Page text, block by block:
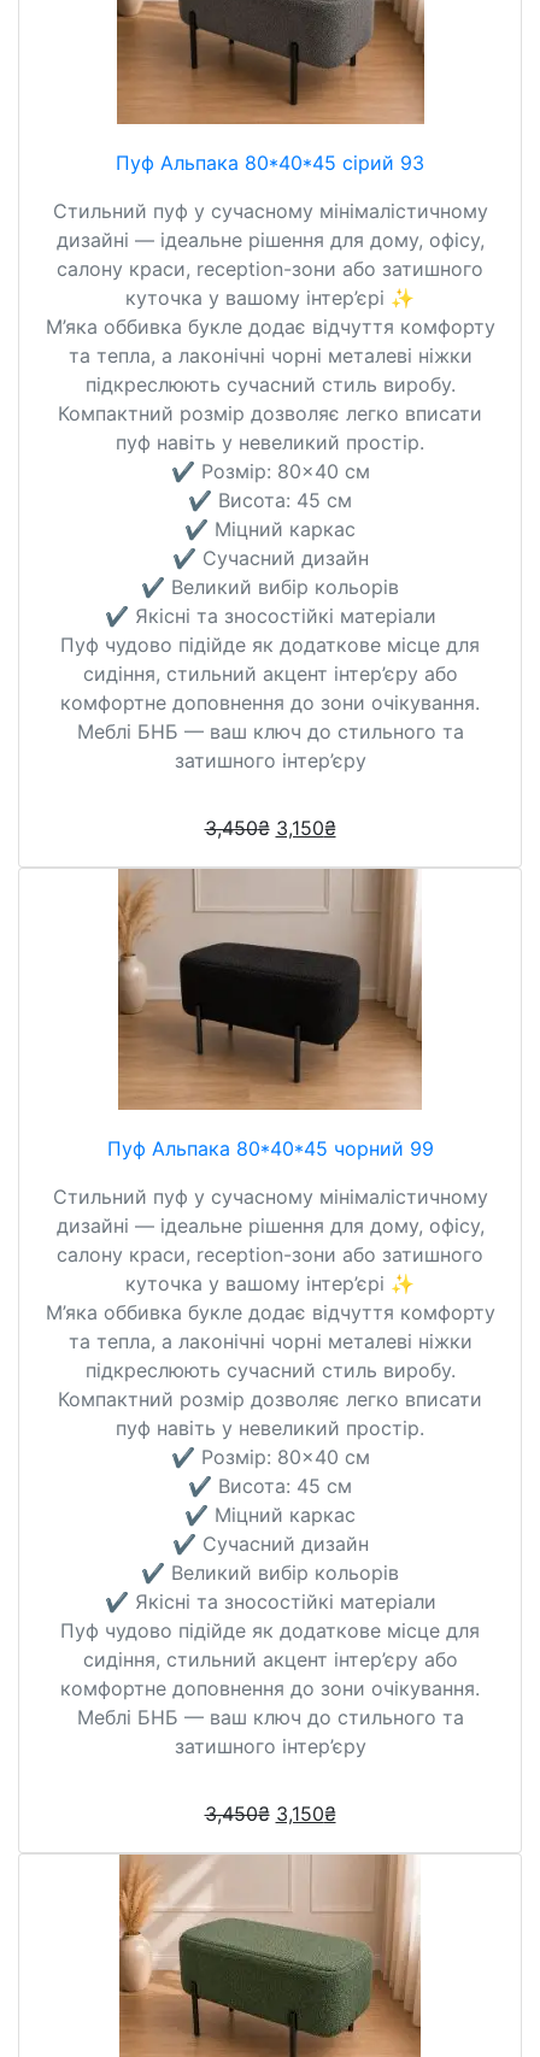
Пуф Альпака 80*40*45 сірий 93
Стильний пуф у сучасному мінімалістичному
дизайні — ідеальне рішення для дому, офісу,
салону краси, reception-зони або затишного
куточка у вашому інтер’єрі ✨
М’яка оббивка букле додає відчуття комфорту
та тепла, а лаконічні чорні металеві ніжки
підкреслюють сучасний стиль виробу.
Компактний розмір дозволяє легко вписати
пуф навіть у невеликий простір.
✔️ Розмір: 80×40 см
✔️ Висота: 45 см
✔️ Міцний каркас
✔️ Сучасний дизайн
✔️ Великий вибір кольорів
✔️ Якісні та зносостійкі матеріали
Пуф чудово підійде як додаткове місце для
сидіння, стильний акцент інтер’єру або
комфортне доповнення до зони очікування.
Меблі БНБ — ваш ключ до стильного та
затишного інтер’єру
3,450₴ 3,150₴
Пуф Альпака 80*40*45 чорний 99
Стильний пуф у сучасному мінімалістичному
дизайні — ідеальне рішення для дому, офісу,
салону краси, reception-зони або затишного
куточка у вашому інтер’єрі ✨
М’яка оббивка букле додає відчуття комфорту
та тепла, а лаконічні чорні металеві ніжки
підкреслюють сучасний стиль виробу.
Компактний розмір дозволяє легко вписати
пуф навіть у невеликий простір.
✔️ Розмір: 80×40 см
✔️ Висота: 45 см
✔️ Міцний каркас
✔️ Сучасний дизайн
✔️ Великий вибір кольорів
✔️ Якісні та зносостійкі матеріали
Пуф чудово підійде як додаткове місце для
сидіння, стильний акцент інтер’єру або
комфортне доповнення до зони очікування.
Меблі БНБ — ваш ключ до стильного та
затишного інтер’єру
3,450₴ 3,150₴